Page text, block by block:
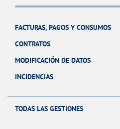
FACTURAS, PAGOS Y CONSUMOS
CONTRATOS
MODIFICACIÓN DE DATOS
INCIDENCIAS
TODAS LAS GESTIONES